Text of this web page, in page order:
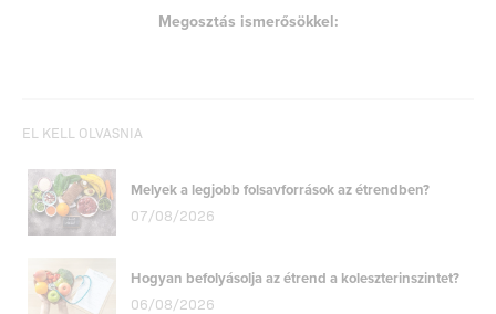
Megosztás ismerősökkel:
EL KELL OLVASNIA
Melyek a legjobb folsavforrások az étrendben?
07/08/2026
Hogyan befolyásolja az étrend a koleszterinszintet?
06/08/2026